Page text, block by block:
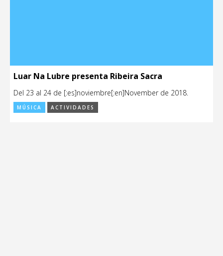
Luar Na Lubre presenta Ribeira Sacra
Del 23 al 24 de [:es]noviembre[:en]November de 2018.
MÚSICA ACTIVIDADES